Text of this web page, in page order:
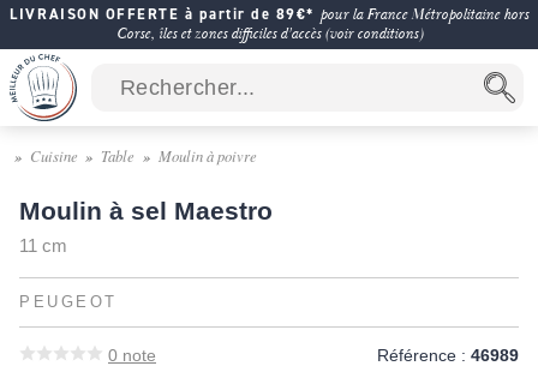
LIVRAISON OFFERTE à partir de 89€* pour la France Métropolitaine hors
Corse, îles et zones difficiles d'accès (voir conditions)
Cuisine Table Moulin à poivre
Moulin à sel Maestro
11 cm
PEUGEOT
0 note Référence : 46989